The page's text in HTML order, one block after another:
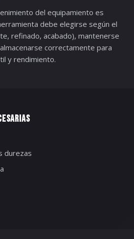
del equipamiento es
debe elegirse según el
refinado, acabado), mantenerse
correctamente para
y rendimiento.
durezas